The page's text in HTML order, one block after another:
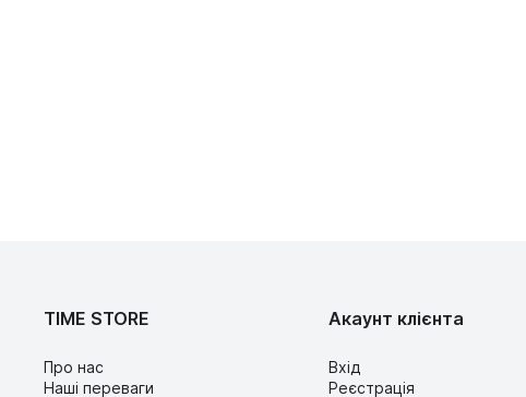
TIME STORE
Про нас
Наші переваги
Акаунт клієнта
Вхід
Реєстрація